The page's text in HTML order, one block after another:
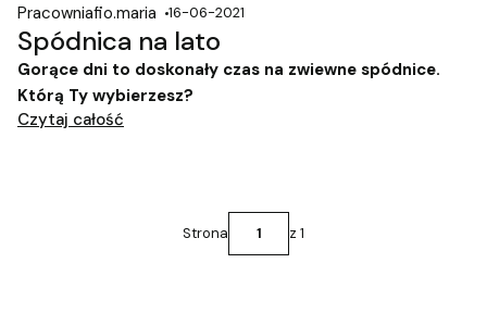
Pracowniafio.maria 16-06-2021
Spódnica na lato
Gorące dni to doskonały czas na zwiewne spódnice.
Którą Ty wybierzesz?
Czytaj całość
Strona z 1